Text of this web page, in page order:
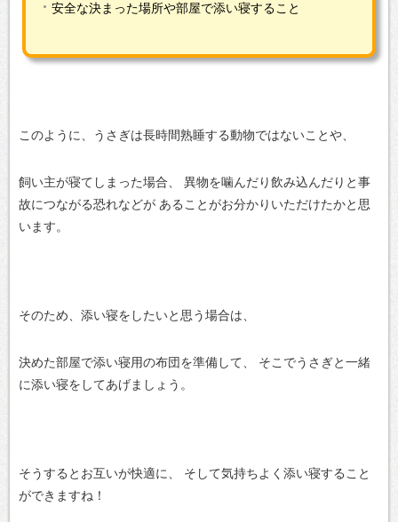
安全な決まった場所や部屋で添い寝すること
このように、うさぎは長時間熟睡する動物ではないことや、
飼い主が寝てしまった場合、
異物を噛んだり飲み込んだりと事
故につながる恐れなどが あることがお分かりいただけたかと思
います。
そのため、添い寝をしたいと思う場合は、
決めた部屋で添い寝用の布団を準備して、
そこでうさぎと一緒
に添い寝をしてあげましょう。
そうするとお互いが快適に、
そして気持ちよく添い寝すること
ができますね！